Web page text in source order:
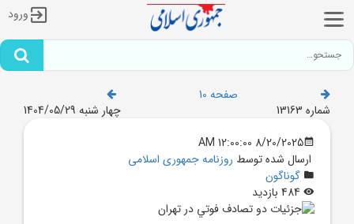
ورود
صفحه 10
شماره 13163
چهار شنبه 1404/05/29
8/20/2025 12:00:00 AM
ارسال شده توسط روزنامه جمهوری اسلامی
گوناگون